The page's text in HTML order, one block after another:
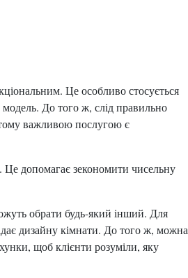
Це особливо стосується
модель. До того ж, слід правильно
важливою послугою є
допомагає зекономити чисельну
обрати будь-який інший. Для
дизайну кімнати. До того ж, можна
щоб клієнти розуміли, яку